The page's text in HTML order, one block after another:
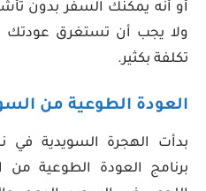
أو أنه يمكنك السفر بدون
ولا يجب أن تستغرق عودتك
تكلفة بكثير.
العودة الطوعية من
بدأت الهجرة السويدية
برنامج العودة الطوعية من